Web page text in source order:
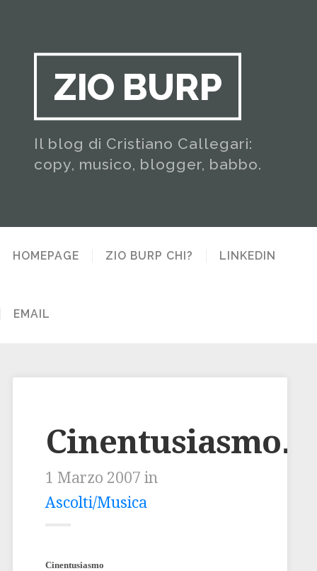
ZIO BURP
Il blog di Cristiano Callegari:
copy, musico, blogger, babbo.
HOMEPAGE ZIO BURP CHI? LINKEDIN
EMAIL
Cinentusiasmo…
1 Marzo 2007 in
Ascolti/Musica
Cinentusiasmo